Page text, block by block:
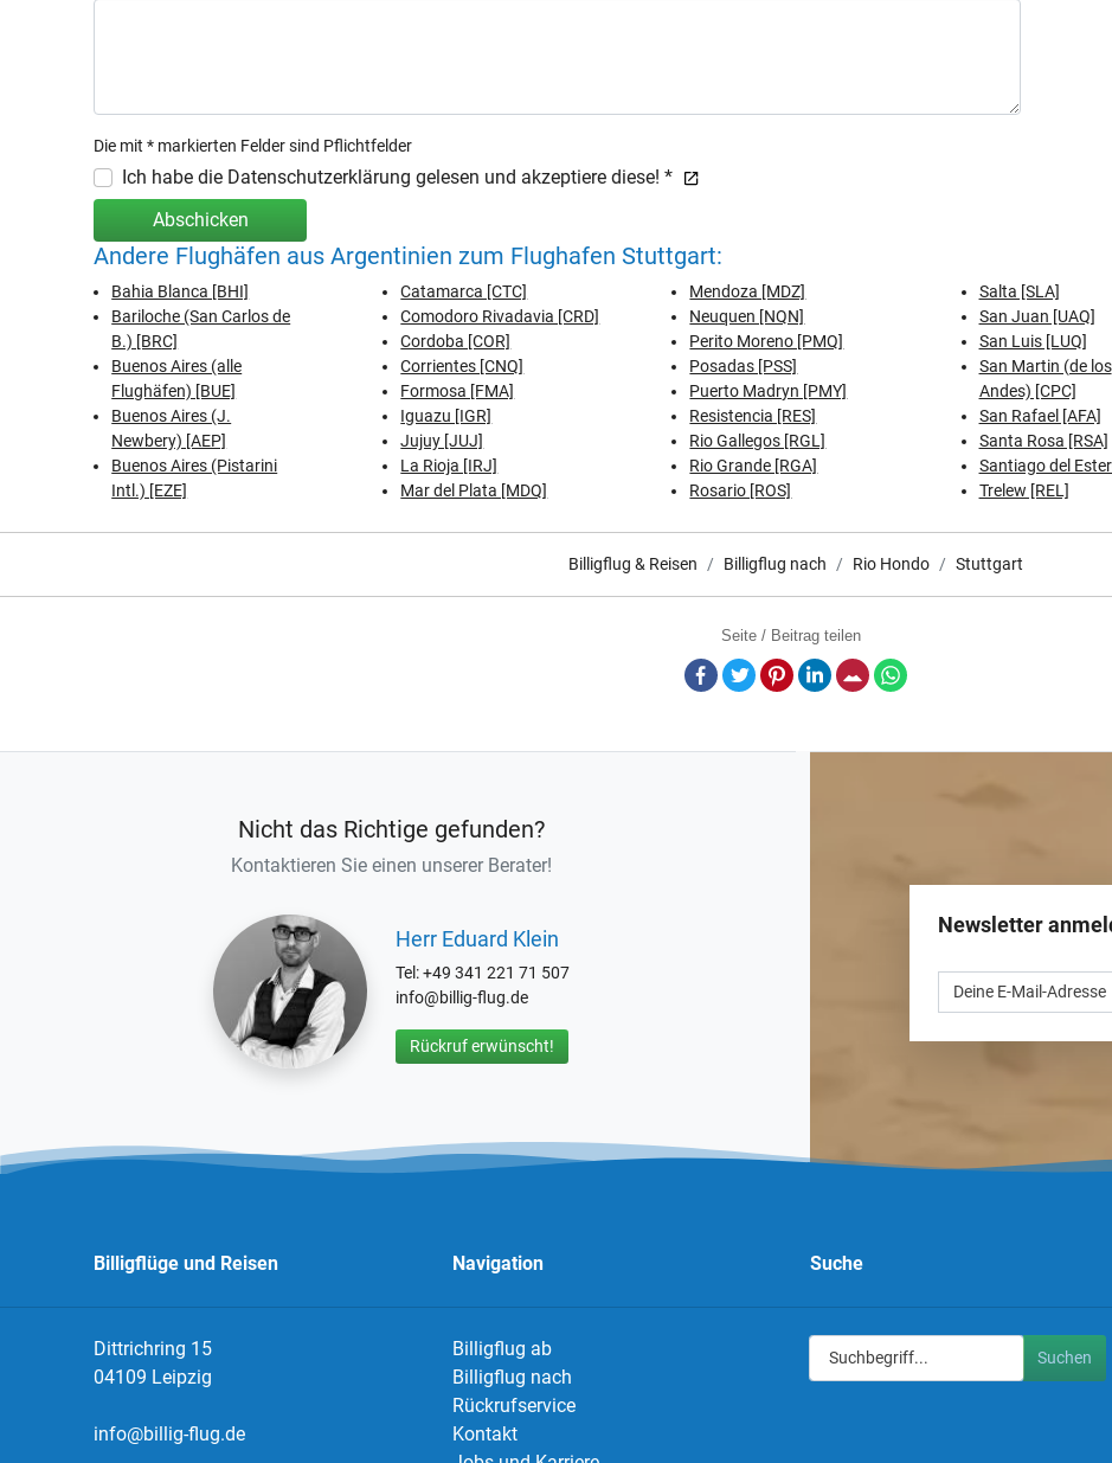
Die mit * markierten Felder sind Pflichtfelder
Ich habe die Datenschutzerklärung gelesen und akzeptiere diese! *
Abschicken
Andere Flughäfen aus Argentinien zum Flughafen Stuttgart:
Bahia Blanca [BHI]
Bariloche (San Carlos de
B.) [BRC]
Buenos Aires (alle
Flughäfen) [BUE]
Buenos Aires (J.
Newbery) [AEP]
Buenos Aires (Pistarini
Intl.) [EZE]
Catamarca [CTC]
Comodoro Rivadavia [CRD]
Cordoba [COR]
Corrientes [CNQ]
Formosa [FMA]
Iguazu [IGR]
Jujuy [JUJ]
La Rioja [IRJ]
Mar del Plata [MDQ]
Mendoza [MDZ]
Neuquen [NQN]
Perito Moreno [PMQ]
Posadas [PSS]
Puerto Madryn [PMY]
Resistencia [RES]
Rio Gallegos [RGL]
Rio Grande [RGA]
Rosario [ROS]
Salta [SLA]
San Juan [UAQ]
San Luis [LUQ]
San Martin (de los
Andes) [CPC]
San Rafael [AFA]
Santa Rosa [RSA]
Santiago del
Trelew [REL]
Billigflug & Reisen Billigflug nach Rio Hondo Stuttgart
Seite / Beitrag teilen
Facebook
TwitterPinterestLinkedInE-Mail
Nicht das Richtige gefunden?
Kontaktieren Sie einen unserer Berater!
Herr Eduard Klein
Tel: +49 341 221 71 507
info@billig-flug.de
Rückruf erwünscht!
Newsletter
Billigflüge und Reisen
Dittrichring 15
04109 Leipzig
info@billig-flug.de
Navigation
Billigflug ab
Billigflug nach
Rückrufservice
Kontakt
Suche
Suchen